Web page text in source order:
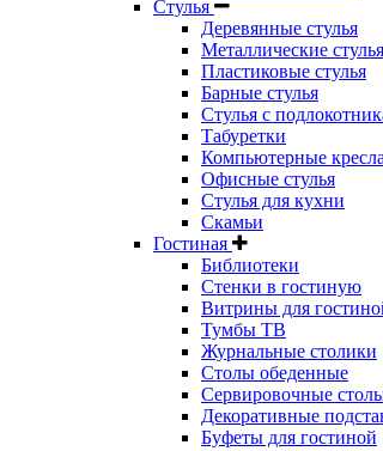
Стулья
Деревянные стулья
Металлические стулья
Пластиковые стулья
Барные стулья
Стулья с
Табуретки
Компьютерные кресла
Офисные стулья
Стулья для кухни
Скамьи
Гостиная
Библиотеки
Стенки в гостиную
Витрины для
Тумбы ТВ
Журнальные столики
Столы обеденные
Сервировочные
Декоративные
Буфеты для гостиной